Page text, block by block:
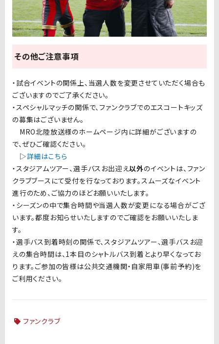
その他ご注意事項
・試合イベントの関係上、当選人数を変更させていただく場合も
ございますのでご了承ください。
・スペシャルマッチの関係で、ファンクラブでのエスコートキッズ
の募集はございません。
MRO北陸放送様のホームページ内に詳細がございますの
で、ぜひご確認ください。
▷詳細はこちら
・スタジアムツアー、選手バスお出迎え以外のイベントは、ファン
クラブブースにて受付を行なっております。スムーズなイベント
進行のため、ご協力のほどお願いいたします。
・シーズンの中で集合時間や当選人数が変更になる場合がござ
います。都度お知らせいたしますのでご確認をお願いいたしま
す。
・選手バス到着時刻の関係で、スタジアムツアー、選手バスお迎
えの集合時間は、1本目のシャトルバス到着とより早くなってお
ります。ご参加の皆様は公共交通機関・自家用車(事前予約)を
ご利用ください。
ファンクラブ